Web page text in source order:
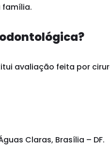
família.
avaliação feita por
Claras, Brasília – DF.